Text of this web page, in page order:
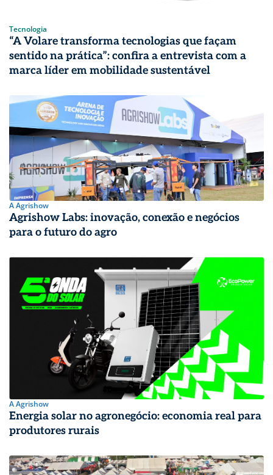
Tecnologia
“A Volare transforma tecnologias que façam
sentido na prática”: confira a entrevista com a
marca líder em mobilidade sustentável
A Agrishow
Agrishow Labs: inovação, conexão e negócios
para o futuro do agro
A Agrishow
Energia solar no agronegócio: economia real para
produtores rurais